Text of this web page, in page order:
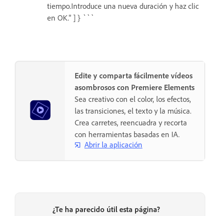
tiempo.Introduce una nueva duración y haz clic
en OK." ] } ```
Edite y comparta fácilmente vídeos
asombrosos con Premiere Elements
Sea creativo con el color, los efectos,
las transiciones, el texto y la música.
Crea carretes, reencuadra y recorta
con herramientas basadas en IA.
Abrir la aplicación
¿Te ha parecido útil esta página?